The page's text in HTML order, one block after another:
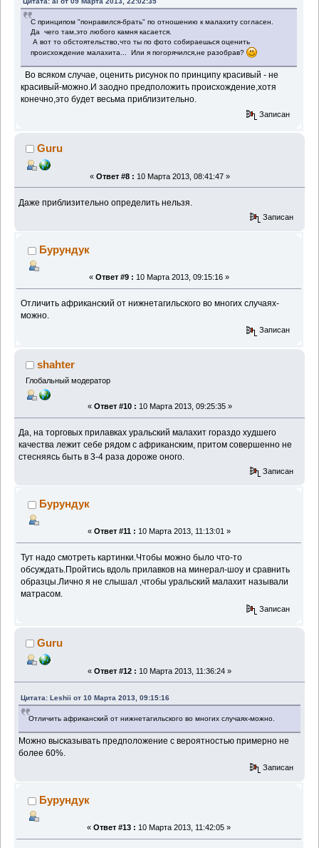
С принципом "понравился-брать" по отношению к малахиту согласен.
Да чего там,это любого камня касается.
А вот то обстоятельство,что ты по фото собираешься оценить
происхождение малахита... Или я погорячился,не разобрав?
Во всяком случае, оценить рисунок по принципу красивый - не
красивый-можно.И заодно предположить происхождение,хотя
конечно,это будет весьма приблизительно.
Записан
Guru
« Ответ #8 : 10 Марта 2013, 08:41:47 »
Даже приблизительно определить нельзя.
Записан
Бурундук
« Ответ #9 : 10 Марта 2013, 09:15:16 »
Отличить африканский от нижнетагильского во многих случаях-
можно.
Записан
shahter
Глобальный модератор
« Ответ #10 : 10 Марта 2013, 09:25:35 »
Да, на торговых прилавках уральский малахит гораздо худшего
качества лежит себе рядом с африканским, притом совершенно не
стесняясь быть в 3-4 раза дороже оного.
Записан
Бурундук
« Ответ #11 : 10 Марта 2013, 11:13:01 »
Тут надо смотреть картинки.Чтобы можно было что-то
обсуждать.Пройтись вдоль прилавков на минерал-шоу и сравнить
образцы.Лично я не слышал ,чтобы уральский малахит называли
матрасом.
Записан
Guru
« Ответ #12 : 10 Марта 2013, 11:36:24 »
Цитата: Leshii от 10 Марта 2013, 09:15:16
Отличить африканский от нижнетагильского во многих случаях-можно.
Можно высказывать предположение с вероятностью примерно не
более 60%.
Записан
Бурундук
« Ответ #13 : 10 Марта 2013, 11:42:05 »